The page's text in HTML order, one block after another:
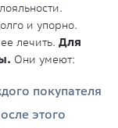
и упорно.
лечить. Для
Они умеют:
покупателя
этого